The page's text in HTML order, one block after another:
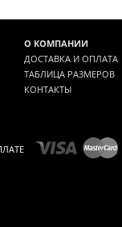
О КОМПАНИИ
ДОСТАВКА И ОПЛАТА
ТАБЛИЦА РАЗМЕРОВ
КОНТАКТЫ